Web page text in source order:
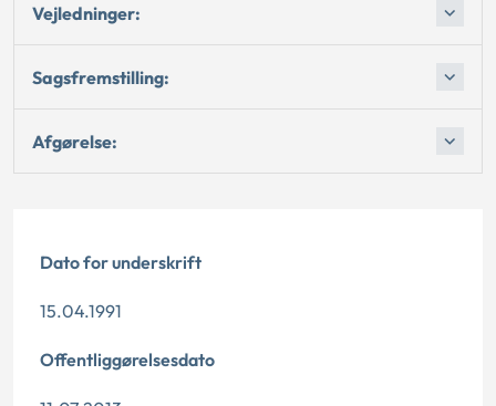
Vejledninger:
Sagsfremstilling:
Afgørelse:
Dato for underskrift
15.04.1991
Offentliggørelsesdato